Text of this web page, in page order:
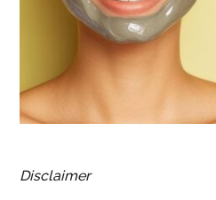
Disclaimer